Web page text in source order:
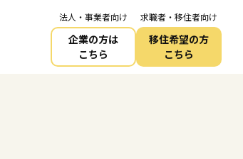
法人・事業者向け
企業の方は
こちら
求職者・移住者向け
移住希望の方
こちら